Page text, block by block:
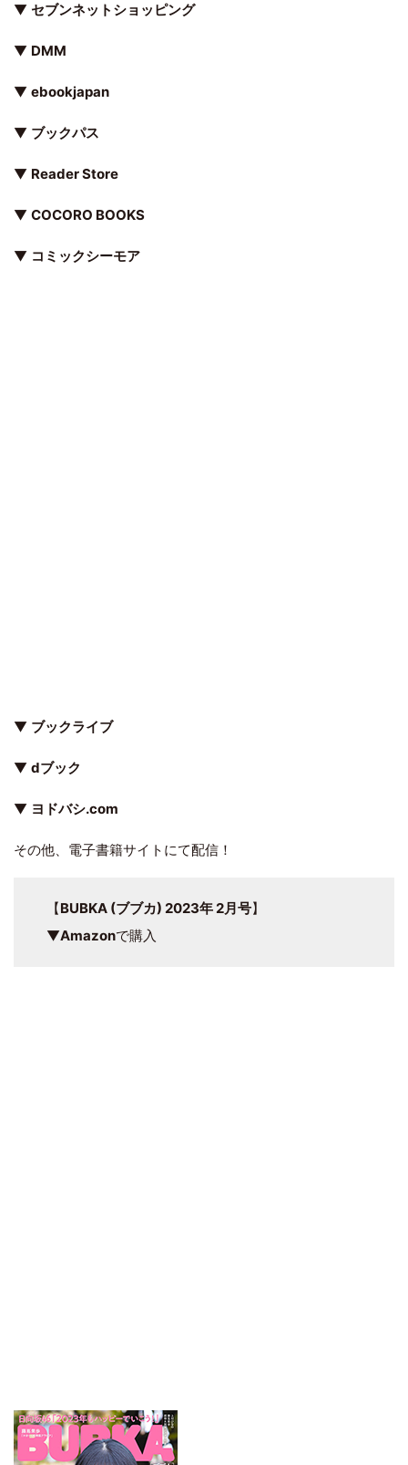
▼ セブンネットショッピング
▼ DMM
▼ ebookjapan
▼ ブックパス
▼ Reader Store
▼ COCORO BOOKS
▼ コミックシーモア
▼ ブックライブ
▼ dブック
▼ ヨドバシ.com
その他、電子書籍サイトにて配信！
【BUBKA (ブブカ) 2023年 2月号】
▼Amazonで購入